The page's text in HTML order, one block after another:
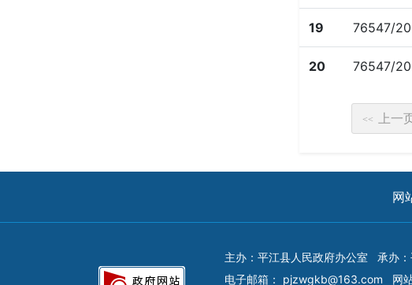
19 76547/
20 76547/
<< 上一
网
主办：平江县人民政府办公室 承办
电子邮箱： pjzwgkb@163.com 网